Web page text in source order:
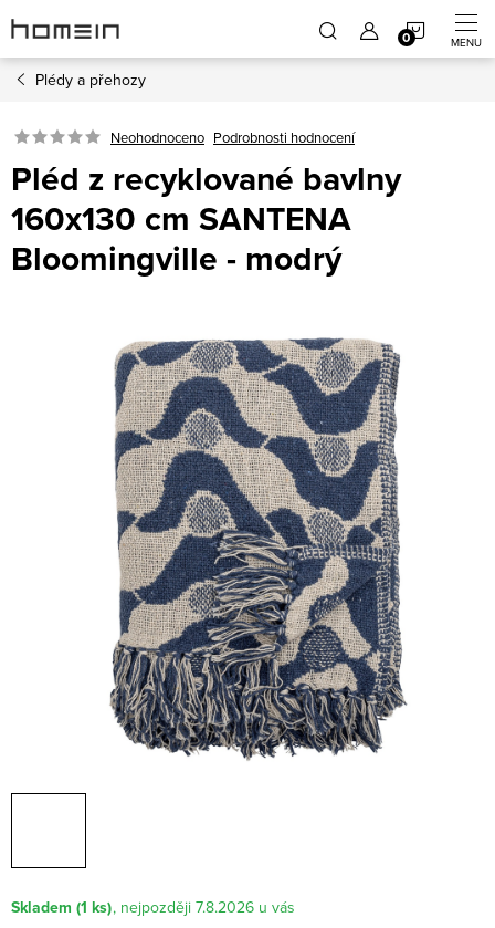
na
obsah
Plédy a přehozy
Neohodnoceno Podrobnosti hodnocení
Pléd z recyklované bavlny
160x130 cm SANTENA
Bloomingville - modrý
Skladem (1 ks)
7.8.2026